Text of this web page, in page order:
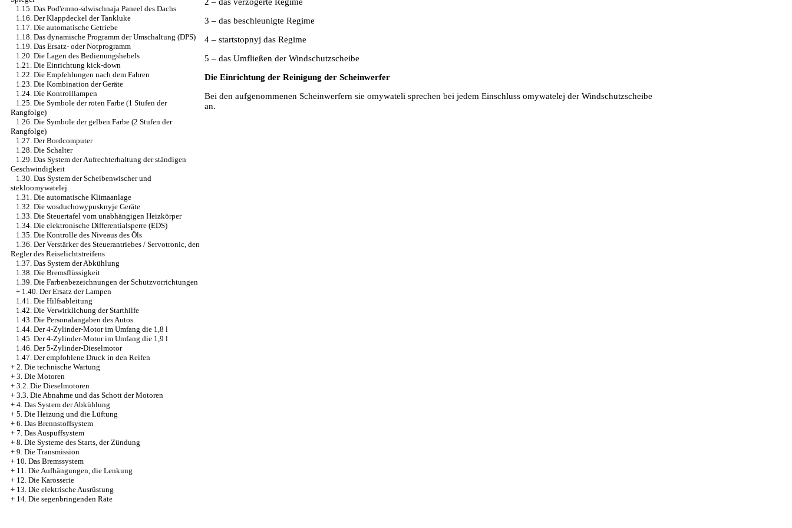
1.15. Das Pod'emno-sdwischnaja Paneel des Dachs
1.16. Der Klappdeckel der Tankluke
1.17. Die automatische Getriebe
1.18. Das dynamische Programm der Umschaltung (DPS)
1.19. Das Ersatz- oder Notprogramm
1.20. Die Lagen des Bedienungshebels
1.21. Die Einrichtung kick-down
1.22. Die Empfehlungen nach dem Fahren
1.23. Die Kombination der Geräte
1.24. Die Kontrolllampen
1.25. Die Symbole der roten Farbe (1 Stufen der
Rangfolge)
1.26. Die Symbole der gelben Farbe (2 Stufen der
Rangfolge)
1.27. Der Bordcomputer
1.28. Die Schalter
1.29. Das System der Aufrechterhaltung der ständigen
Geschwindigkeit
1.30. Das System der Scheibenwischer und
stekloomywatelej
1.31. Die automatische Klimaanlage
1.32. Die wosduchowypusknyje Geräte
1.33. Die Steuertafel vom unabhängigen Heizkörper
1.34. Die elektronische Differentialsperre (EDS)
1.35. Die Kontrolle des Niveaus des Öls
1.36. Der Verstärker des Steuerantriebes / Servotronic, den
Regler des Reiselichtstreifens
1.37. Das System der Abkühlung
1.38. Die Bremsflüssigkeit
1.39. Die Farbenbezeichnungen der Schutzvorrichtungen
+ 1.40. Der Ersatz der Lampen
1.41. Die Hilfsableitung
1.42. Die Verwirklichung der Starthilfe
1.43. Die Personalangaben des Autos
1.44. Der 4-Zylinder-Motor im Umfang die 1,8 l
1.45. Der 4-Zylinder-Motor im Umfang die 1,9 l
1.46. Der 5-Zylinder-Dieselmotor
1.47. Der empfohlene Druck in den Reifen
+ 2. Die technische Wartung
+ 3. Die Motoren
+ 3.2. Die Dieselmotoren
+ 3.3. Die Abnahme und das Schott der Motoren
+ 4. Das System der Abkühlung
+ 5. Die Heizung und die Lüftung
+ 6. Das Brennstoffsystem
+ 7. Das Auspuffsystem
+ 8. Die Systeme des Starts, der Zündung
+ 9. Die Transmission
+ 10. Das Bremssystem
+ 11. Die Aufhängungen, die Lenkung
+ 12. Die Karosserie
+ 13. Die elektrische Ausrüstung
+ 14. Die segenbringenden Räte
3 – das beschleunigte Regime
4 – startstopnyj das Regime
5 – das Umfließen der Windschutzscheibe
Die Einrichtung der Reinigung der Scheinwerfer
Bei den aufgenommenen Scheinwerfern sie omywateli sprechen bei jedem Einschluss omywatelej der Windschutzscheibe
an.